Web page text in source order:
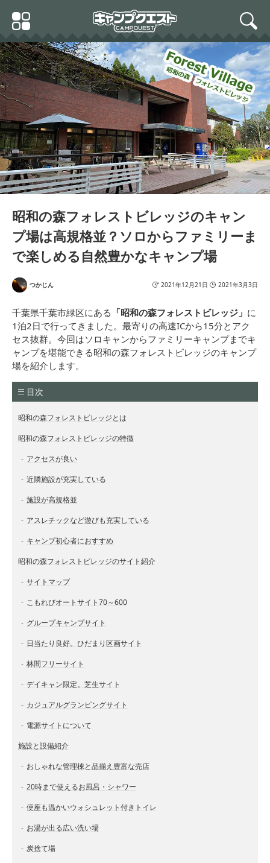
Primary
Menu
search
昭和の森フォレストビレッジのキャン
プ場は高規格並？ソロからファミリーま
で楽しめる自然豊かなキャンプ場
つかじん 2021年12月21日 2021年3月3日
千葉県千葉市緑区にある 「昭和の森フォレストビレッジ」 に
1泊2日で行ってきました。最寄りの高速ICから15分とアク
セス抜群。今回はソロキャンからファミリーキャンプまでキ
ャンプを堪能できる昭和の森フォレストビレッジのキャンプ
場を紹介します。
目次
昭和の森フォレストビレッジとは
昭和の森フォレストビレッジの特徴
アクセスが良い
近隣施設が充実している
施設が高規格並
アスレチックなど遊びも充実している
キャンプ初心者におすすめ
昭和の森フォレストビレッジのサイト紹介
サイトマップ
こもれびオートサイト70～600
グループキャンプサイト
日当たり良好。ひだまり区画サイト
林間フリーサイト
デイキャン限定。芝生サイト
カジュアルグランピングサイト
電源サイトについて
施設と設備紹介
おしゃれな管理棟と品揃え豊富な売店
20時まで使えるお風呂・シャワー
便座も温かいウォシュレット付きトイレ
お湯が出る広い洗い場
炭捨て場